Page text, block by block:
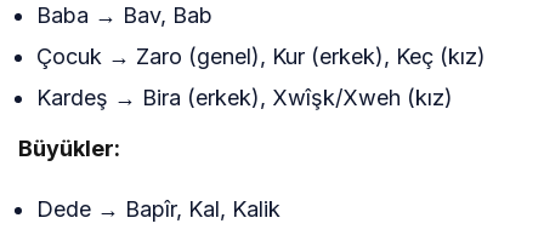
Baba → Bav, Bab
Çocuk → Zaro (genel), Kur (erkek), Keç (kız)
Kardeş → Bira (erkek), Xwîşk/Xweh (kız)
Büyükler:
Dede → Bapîr, Kal, Kalik